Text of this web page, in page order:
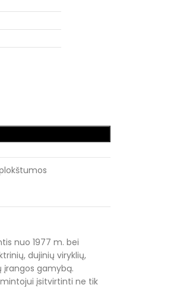
nuo 1977 m. bei
dujinių viryklių,
įrangos gamybą.
įsitvirtinti ne tik